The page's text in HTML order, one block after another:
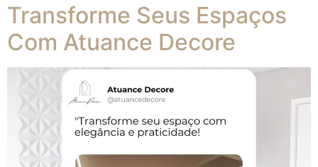
Transforme Seus Espaços
Com Atuance Decore